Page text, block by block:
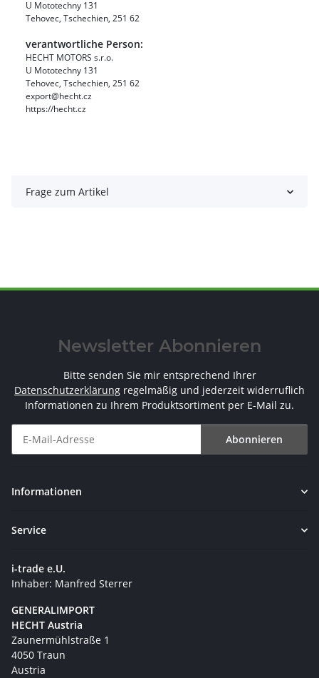
U Mototechny 131
Tehovec, Tschechien, 251 62
verantwortliche Person:
HECHT MOTORS s.r.o.
U Mototechny 131
Tehovec, Tschechien, 251 62
export@hecht.cz
https://hecht.cz
Frage zum Artikel
Newsletter Abonnieren
Bitte senden Sie mir entsprechend Ihrer
Datenschutzerklärung regelmäßig und jederzeit widerruflich
Informationen zu Ihrem Produktsortiment per E-Mail zu.
Abonnieren
Informationen
Service
i-trade e.U.
Inhaber: Manfred Sterrer
GENERALIMPORT
HECHT Austria
Zaunermühlstraße 1
4050 Traun
Austria